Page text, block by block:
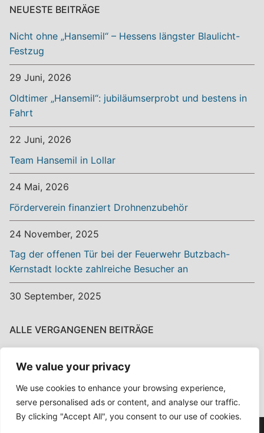
We value your privacy
We use cookies to enhance your browsing experience,
serve personalised ads or content, and analyse our traffic.
By clicking "Accept All", you consent to our use of cookies.
NEUESTE BEITRÄGE
Nicht ohne „Hansemil“ – Hessens längster Blaulicht-
Festzug
29 Juni, 2026
Oldtimer „Hansemil“: jubiläumserprobt und bestens in
Fahrt
22 Juni, 2026
Team Hansemil in Lollar
24 Mai, 2026
Förderverein finanziert Drohnenzubehör
24 November, 2025
Tag der offenen Tür bei der Feuerwehr Butzbach-
Kernstadt lockte zahlreiche Besucher an
30 September, 2025
ALLE VERGANGENEN BEITRÄGE
vergangenen
Beiträge